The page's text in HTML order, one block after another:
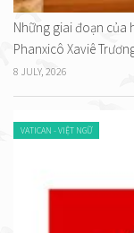
Những giai đoạn của
Phanxicô Xaviê
8 JULY, 2026
VATICAN - VIỆT NGỮ